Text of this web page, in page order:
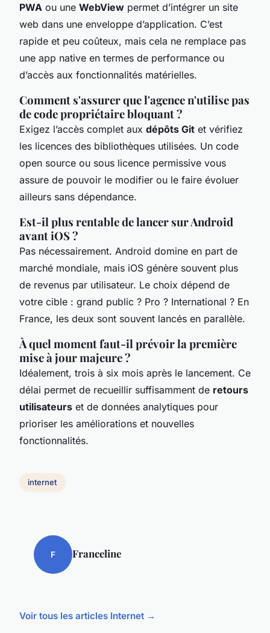
PWA ou une WebView permet d’intégrer un site
web dans une enveloppe d’application. C’est
rapide et peu coûteux, mais cela ne remplace pas
une app native en termes de performance ou
d’accès aux fonctionnalités matérielles.
Comment s'assurer que l'agence n'utilise pas
de code propriétaire bloquant ?
Exigez l’accès complet aux dépôts Git et vérifiez
les licences des bibliothèques utilisées. Un code
open source ou sous licence permissive vous
assure de pouvoir le modifier ou le faire évoluer
ailleurs sans dépendance.
Est-il plus rentable de lancer sur Android
avant iOS ?
Pas nécessairement. Android domine en part de
marché mondiale, mais iOS génère souvent plus
de revenus par utilisateur. Le choix dépend de
votre cible : grand public ? Pro ? International ? En
France, les deux sont souvent lancés en parallèle.
À quel moment faut-il prévoir la première
mise à jour majeure ?
Idéalement, trois à six mois après le lancement. Ce
délai permet de recueillir suffisamment de retours
utilisateurs et de données analytiques pour
prioriser les améliorations et nouvelles
fonctionnalités.
internet
F Franceline
Voir tous les articles Internet →